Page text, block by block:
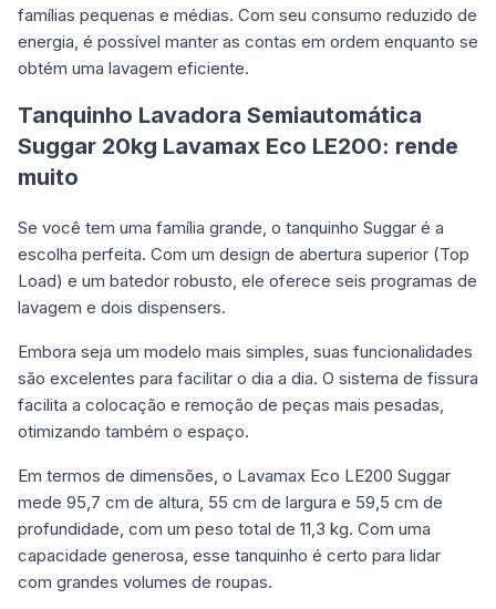
famílias pequenas e médias. Com seu consumo reduzido de
energia, é possível manter as contas em ordem enquanto se
obtém uma lavagem eficiente.
Tanquinho Lavadora Semiautomática
Suggar 20kg Lavamax Eco LE200: rende
muito
Se você tem uma família grande, o tanquinho Suggar é a
escolha perfeita. Com um design de abertura superior (Top
Load) e um batedor robusto, ele oferece seis programas de
lavagem e dois dispensers.
Embora seja um modelo mais simples, suas funcionalidades
são excelentes para facilitar o dia a dia. O sistema de fissura
facilita a colocação e remoção de peças mais pesadas,
otimizando também o espaço.
Em termos de dimensões, o Lavamax Eco LE200 Suggar
mede 95,7 cm de altura, 55 cm de largura e 59,5 cm de
profundidade, com um peso total de 11,3 kg. Com uma
capacidade generosa, esse tanquinho é certo para lidar
com grandes volumes de roupas.